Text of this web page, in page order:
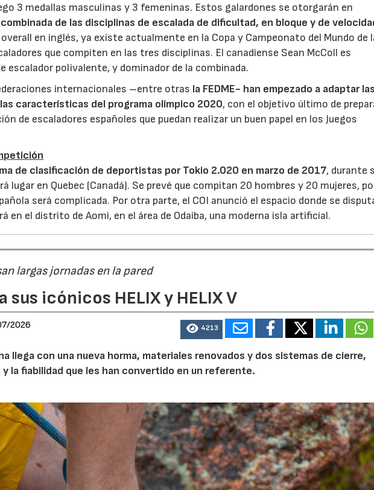
3 medallas masculinas y 3 femeninas. Estos galardones se otorgarán en
de las disciplinas de escalada de dificultad, en bloque y de
en inglés, ya existe actualmente en la Copa y Campeonato del Mundo de
que compiten en las tres disciplinas. El canadiense Sean McColl es
escalador polivalente, y dominador de la combinada.
internacionales –entre otras la FEDME- han empezado a adaptar las
características del programa olímpico 2020, con el objetivo último de
de escaladores españoles que puedan realizar un buen papel en los Juegos
de clasificación de deportistas por Tokio 2.020 en marzo de 2017, durante
lugar en Quebec (Canadá). Se prevé que compitan 20 hombres y 20 mujeres,
será complicada. Por otra parte, el COI anunció el espacio donde se
en el distrito de Aomi, en el área de Odaiba, una moderna isla artificial.
largas jornadas en la pared
sus icónicos HELIX y HELIX V
2026 4213
llega con una nueva horma, materiales renovados y dos sistemas de cierre,
la fiabilidad que les han convertido en un referente.